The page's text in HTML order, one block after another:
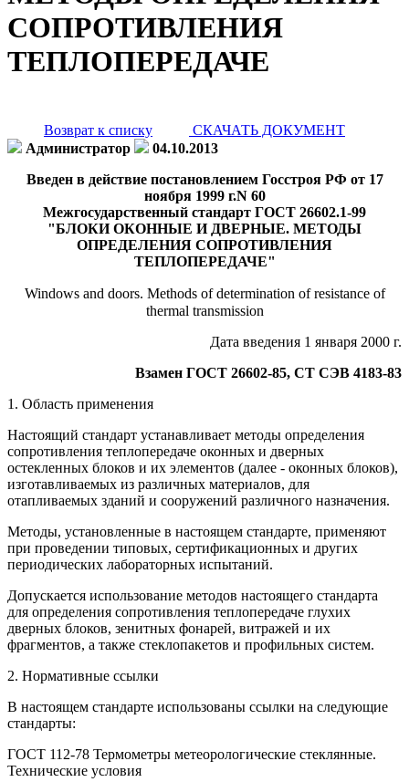
СОПРОТИВЛЕНИЯ
ТЕПЛОПЕРЕДАЧЕ
Возврат к списку
СКАЧАТЬ ДОКУМЕНТ
Администратор
04.10.2013
Введен в действие постановлением Госстроя РФ от 17
ноября 1999 г.N 60
Межгосударственный стандарт ГОСТ 26602.1-99
"БЛОКИ ОКОННЫЕ И ДВЕРНЫЕ. МЕТОДЫ
ОПРЕДЕЛЕНИЯ СОПРОТИВЛЕНИЯ
ТЕПЛОПЕРЕДАЧЕ"
Windows and doors. Methods of determination of resistance of
thermal transmission
Дата введения 1 января 2000 г.
Взамен ГОСТ 26602-85, СТ СЭВ 4183-83
1. Область применения
Настоящий стандарт устанавливает методы определения
сопротивления теплопередаче оконных и дверных
остекленных блоков и их элементов (далее - оконных блоков),
изготавливаемых из различных материалов, для
отапливаемых зданий и сооружений различного назначения.
Методы, установленные в настоящем стандарте, применяют
при проведении типовых, сертификационных и других
периодических лабораторных испытаний.
Допускается использование методов настоящего стандарта
для определения сопротивления теплопередаче глухих
дверных блоков, зенитных фонарей, витражей и их
фрагментов, а также стеклопакетов и профильных систем.
2. Нормативные ссылки
В настоящем стандарте использованы ссылки на следующие
стандарты:
ГОСТ 112-78 Термометры метеорологические стеклянные.
Технические условия